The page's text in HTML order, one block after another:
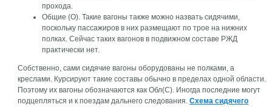
прохода.
Общие (О). Такие вагоны также можно назвать сидячими,
поскольку пассажиров в них размещают по трое на нижних
полках. Сейчас таких вагонов в подвижном составе РЖД
практически нет.
Собственно, сами сидячие вагоны оборудованы не полками, а
креслами. Курсируют такие составы обычно в пределах одной области.
Поэтому их вагоны обозначаются как Обл(С). Иногда последние могут
подцепляться и к поездам дальнего следования.Схема сидячего